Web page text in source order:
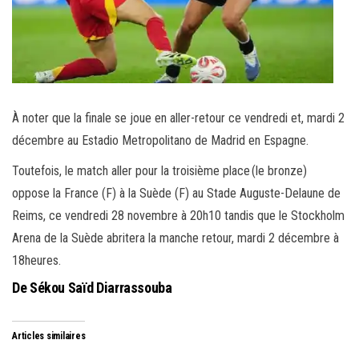
À noter que la finale se joue en aller-retour ce vendredi et, mardi 2
décembre au Estadio Metropolitano de Madrid en Espagne.
Toutefois, le match aller pour la troisième place (le bronze)
oppose la France (F) à la Suède (F) au Stade Auguste-Delaune de
Reims, ce vendredi 28 novembre à 20h10 tandis que le Stockholm
Arena de la Suède abritera la manche retour, mardi 2 décembre à
18heures.
De Sékou Saïd Diarrassouba
Articles similaires